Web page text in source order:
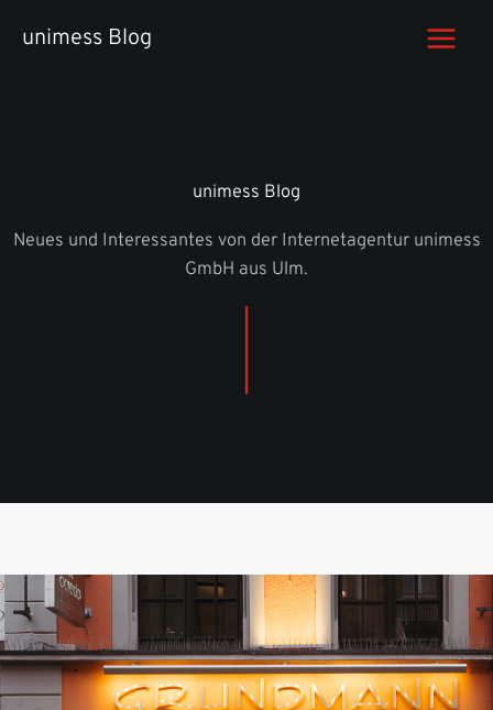
Inhaltunimess Blog
unimess Blog
Neues und Interessantes von der Internetagentur unimess
GmbH aus Ulm.
SEITE
SEITESEITESEITE